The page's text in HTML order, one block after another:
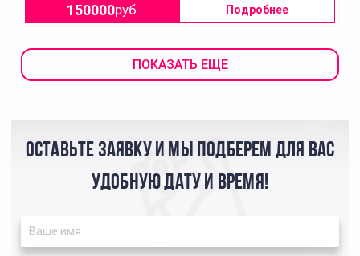
150000руб. Подробнее
ПОКАЗАТЬ ЕЩЕ
ОСТАВЬТЕ ЗАЯВКУ И МЫ ПОДБЕРЕМ ДЛЯ ВАС
УДОБНУЮ ДАТУ И ВРЕМЯ!